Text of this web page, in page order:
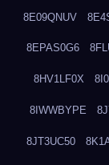
8E09QNUV
8EPAS0G6
8HV1LF0X
8IWWBYPE
8JT3UC50